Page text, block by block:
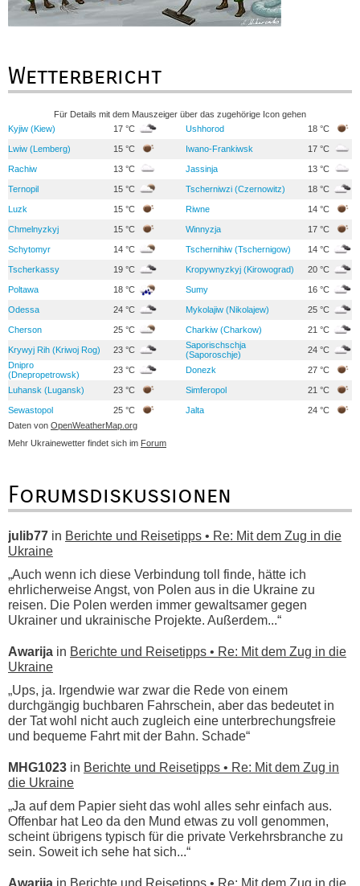
Wetterbericht
Für Details mit dem Mauszeiger über das zugehörige Icon gehen
Kyjiw (Kiew)
17 °C Ushhorod 18 °C
Lwiw (Lemberg) 15 °C Iwano-Frankiwsk 17 °C
Rachiw 13 °C Jassinja 13 °C
Ternopil 15 °C Tscherniwzi (Czernowitz) 18 °C
Luzk 15 °C Riwne 14 °C
Chmelnyzkyj 15 °C Winnyzja 17 °C
Schytomyr 14 °C Tschernihiw (Tschernigow) 14 °C
Tscherkassy 19 °C Kropywnyzkyj (Kirowograd) 20 °C
Poltawa 18 °C Sumy 16 °C
Odessa 24 °C Mykolajiw (Nikolajew) 25 °C
Cherson 25 °C Charkiw (Charkow) 21 °C
Krywyj Rih (Kriwoj Rog) 23 °C
Saporischschja
(Saporoschje)
24 °C
Dnipro
(Dnepropetrowsk)
23 °C Donezk 27 °C
Luhansk (Lugansk) 23 °C Simferopol 21 °C
Sewastopol 25 °C Jalta
24 °C
Daten von OpenWeatherMap.org
Mehr Ukrainewetter findet sich im Forum
Forumsdiskussionen
julib77 in Berichte und Reisetipps • Re: Mit dem Zug in die
Ukraine
„Auch wenn ich diese Verbindung toll finde, hätte ich
ehrlicherweise Angst, von Polen aus in die Ukraine zu
reisen. Die Polen werden immer gewaltsamer gegen
Ukrainer und ukrainische Projekte. Außerdem...“
Awarija in Berichte und Reisetipps • Re: Mit dem Zug in die
Ukraine
„Ups, ja. Irgendwie war zwar die Rede von einem
durchgängig buchbaren Fahrschein, aber das bedeutet in
der Tat wohl nicht auch zugleich eine unterbrechungsfreie
und bequeme Fahrt mit der Bahn. Schade“
MHG1023 in Berichte und Reisetipps • Re: Mit dem Zug in
die Ukraine
„Ja auf dem Papier sieht das wohl alles sehr einfach aus.
Offenbar hat Leo da den Mund etwas zu voll genommen,
scheint übrigens typisch für die private Verkehrsbranche zu
sein. Soweit ich sehe hat sich...“
Awarija in Berichte und Reisetipps • Re: Mit dem Zug in die